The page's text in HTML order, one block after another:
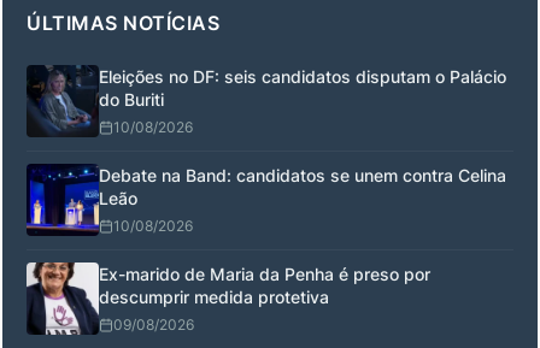
ÚLTIMAS NOTÍCIAS
Eleições no DF: seis candidatos disputam o Palácio
do Buriti
10/08/2026
Debate na Band: candidatos se unem contra Celina
Leão
10/08/2026
Ex-marido de Maria da Penha é preso por
descumprir medida protetiva
09/08/2026